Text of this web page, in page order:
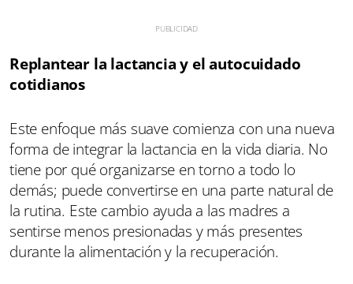
Replantear la lactancia y el autocuidado
cotidianos
Este enfoque más suave comienza con una nueva
forma de integrar la lactancia en la vida diaria. No
tiene por qué organizarse en torno a todo lo
demás; puede convertirse en una parte natural de
la rutina. Este cambio ayuda a las madres a
sentirse menos presionadas y más presentes
durante la alimentación y la recuperación.